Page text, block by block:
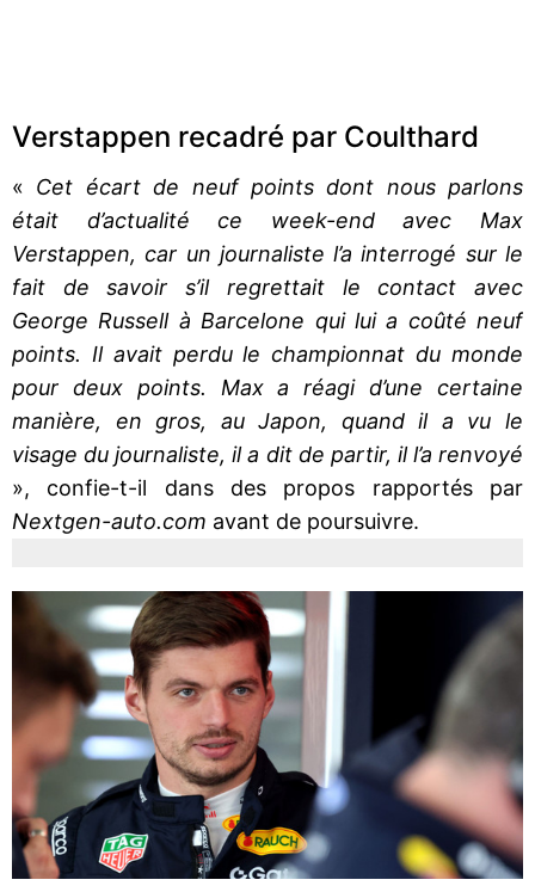
Verstappen recadré par Coulthard
« Cet écart de neuf points dont nous parlons
était d’actualité ce week-end avec Max
Verstappen, car un journaliste l’a interrogé sur le
fait de savoir s’il regrettait le contact avec
George Russell à Barcelone qui lui a coûté neuf
points. Il avait perdu le championnat du monde
pour deux points. Max a réagi d’une certaine
manière, en gros, au Japon, quand il a vu le
visage du journaliste, il a dit de partir, il l’a renvoyé
», confie-t-il dans des propos rapportés par
Nextgen-auto.com avant de poursuivre.